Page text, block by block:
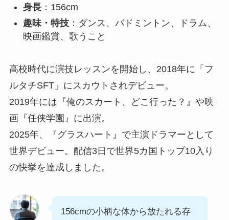
身長：156cm
趣味・特技：ダンス、バドミントン、ドラム、
映画鑑賞、歌うこと
高校時代に演技レッスンを開始し、2018年に「フ
ルタチSFT」にスカウトされデビュー。
2019年には『俺のスカート、どこ行った？』や映
画『任侠学園』に出演。
2025年、『グラスハート』で主演ドラマーとして
世界デビュー。配信3日で世界5カ国トップ10入り
の快挙を達成しました。
156cmの小柄な体から放たれる存